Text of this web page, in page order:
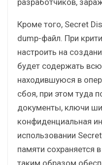
Кроме того, Secret
dump-файл. При
настроить на
будет содержать
находившуюся в
сбоя, при этом туда
документы, ключи
конфиденциальная
использовании
памяти сохраняется
таким образом